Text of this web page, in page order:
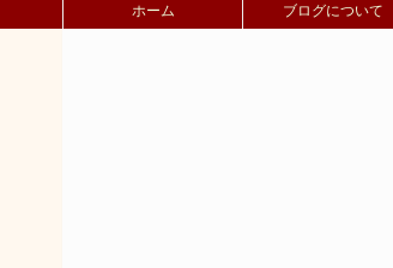
ホーム ブログについて